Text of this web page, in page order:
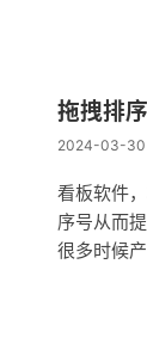
拖拽排
2024-03-30
看板软件
序号从而
很多时候